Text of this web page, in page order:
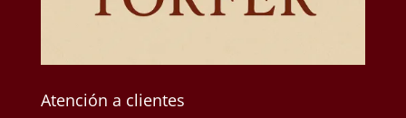
Atención a clientes